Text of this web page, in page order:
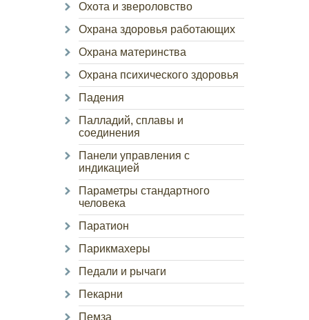
Охота и звероловство
Охрана здоровья работающих
Охрана материнства
Охрана психического здоровья
Падения
Палладий, сплавы и
соединения
Панели управления с
индикацией
Параметры стандартного
человека
Паратион
Парикмахеры
Педали и рычаги
Пекарни
Пемза